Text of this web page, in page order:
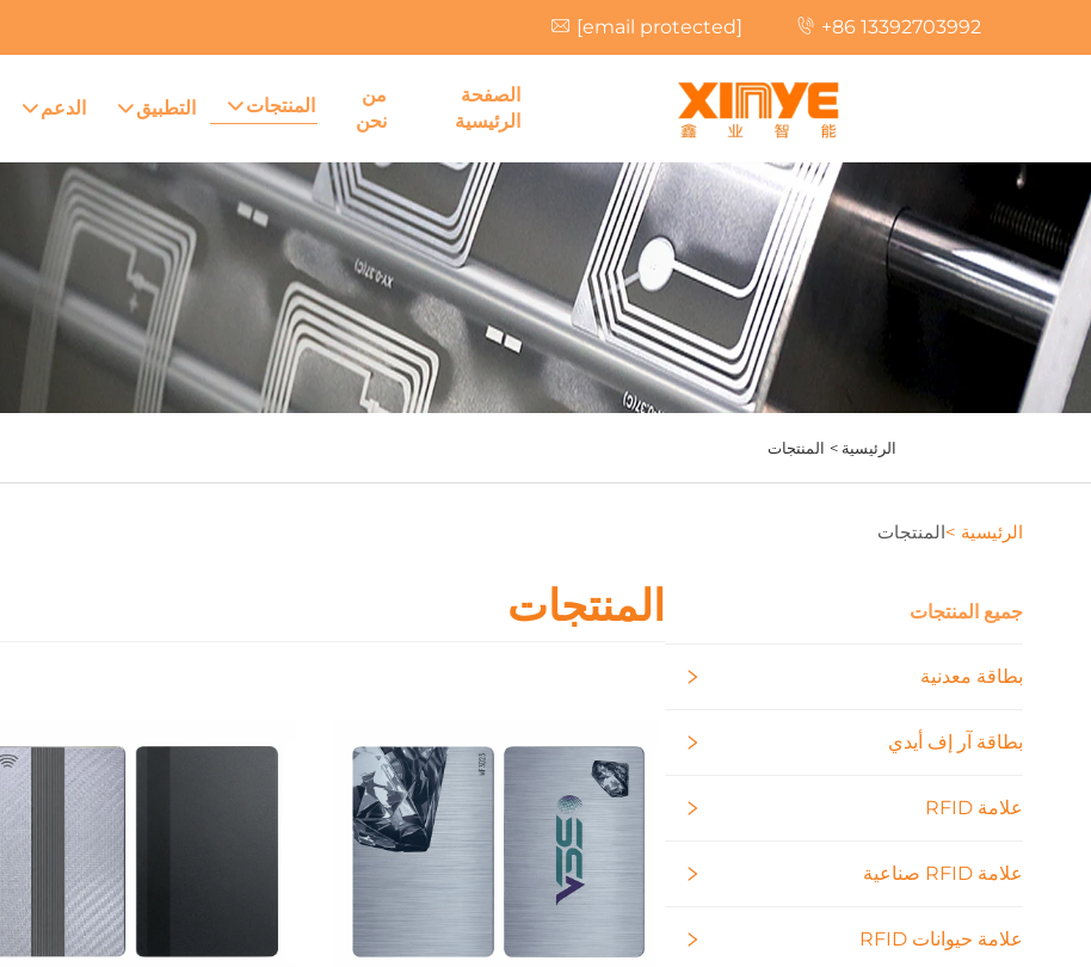
[email protected] +86 13392703992
الصفحة
الرئيسية
من
نحن
المنتجات التطبيق الدعم
الرئيسية > المنتجات
الرئيسية >المنتجات
جميع المنتجات
بطاقة معدنية
بطاقة آر إف أيدي
علامة RFID
علامة RFID صناعية
علامة حيوانات RFID
المنتجات